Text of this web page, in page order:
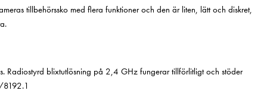
tillbehörssko med flera funktioner och den är liten, lätt och diskret,
blixtutlösning på 2,4 GHz fungerar tillförlitligt och stöder
8192.1